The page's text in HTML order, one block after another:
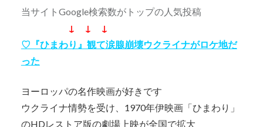
当サイトGoogle検索数がトップの人気投稿
↓ ↓ ↓
♡『ひまわり』観て涙腺崩壊ウクライナがロケ地だ
った
ヨーロッパの名作映画が好きです
ウクライナ情勢を受け、1970年伊映画「ひまわり」
のHDレストア版の劇場上映が全国で拡大